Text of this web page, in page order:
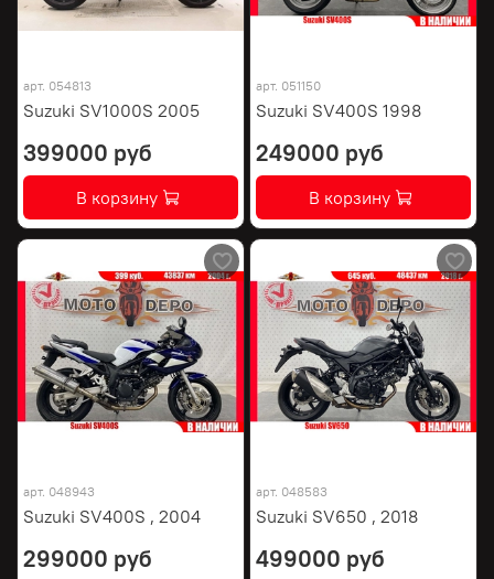
арт. 054813
Suzuki SV1000S 2005
399000 руб
В корзину
арт. 051150
Suzuki SV400S 1998
249000 руб
В корзину
арт. 048943
Suzuki SV400S , 2004
299000 руб
арт. 048583
Suzuki SV650 , 2018
499000 руб